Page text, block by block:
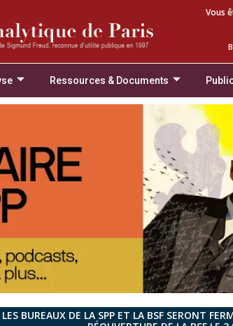
Vous
Ressources & Documents
LES BUREAUX DE LA SPP ET LA BSF SERONT